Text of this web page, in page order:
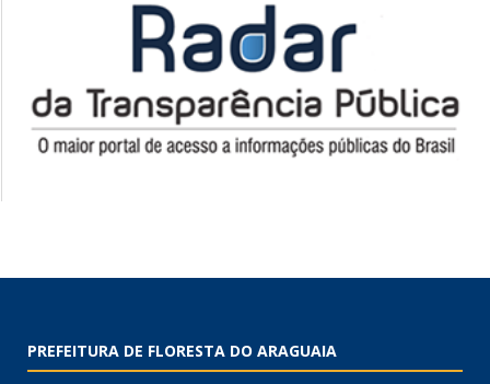
PREFEITURA DE FLORESTA DO ARAGUAIA